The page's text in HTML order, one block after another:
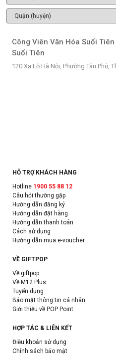
Công Viên Văn Hóa Suối
Suối Tiên
120 Xa Lộ Hà Nội, Phường Tân Phú,
HỖ TRỢ KHÁCH HÀNG
Hotline 1900 55 88 12
Câu hỏi thường gặp
Hướng dẫn đăng ký
Hướng dẫn đặt hàng
Hướng dẫn thanh toán
Cách sử dụng
Hướng dẫn mua e-voucher
VỀ GIFTPOP
Về giftpop
Về M12 Plus
Tuyển dụng
Bảo mật thông tin cá nhân
Giới thiệu về POP Point
HỢP TÁC & LIÊN KẾT
Điều khoản sử dụng
Chính sách bảo mật